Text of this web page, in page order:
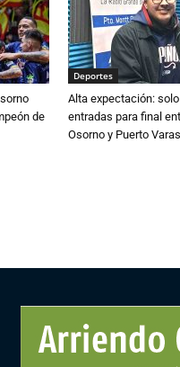
de
Deportes
Alta expectación:
entradas para final
Osorno y Puerto Varas